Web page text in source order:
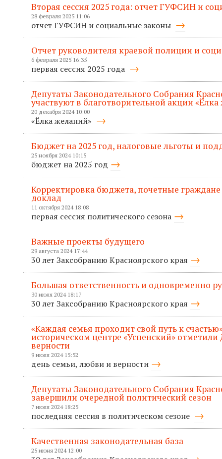
Вторая сессия 2025 года: отчет ГУФСИН и
28 февраля 2025 11:06
отчет ГУФСИН и социальные законы
Отчет руководителя краевой полиции и
6 февраля 2025 16:35
первая сессия 2025 года
Депутаты Законодательного Собрания
участвуют в благотворительной акции
20 декабря 2024 10:00
«Ёлка желаний»
Бюджет на 2025 год, налоговые льготы и
25 ноября 2024 10:15
бюджет на 2025 год
Корректировка бюджета, почетные
доклад
11 октября 2024 18:08
первая сессия политического сезона
Важные проекты будущего
29 августа 2024 17:44
30 лет Заксобранию Красноярского края
Большая ответственность и одновременно
30 июля 2024 18:17
30 лет Заксобранию Красноярского края
«Каждая семья проходит свой путь к
историческом центре «Успенский»
верности
9 июля 2024 15:52
день семьи, любви и верности
Депутаты Законодательного Собрания
завершили очередной политический сезон
7 июля 2024 18:25
последняя сессия в политическом сезоне
Качественная законодательная база
25 июня 2024 12:00